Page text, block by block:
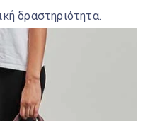
δραστηριότητα.